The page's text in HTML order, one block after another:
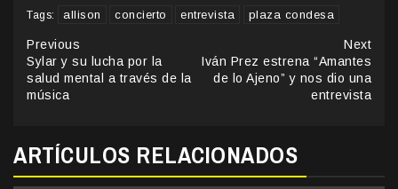
Tags: allison concierto entrevista plaza condesa
Continue
Reading
Previous
Sylar y su lucha por la
salud mental a través de la
música
Next
Iván Prez estrena “Amantes
de lo Ajeno” y nos dio una
entrevista
ARTÍCULOS RELACIONADOS